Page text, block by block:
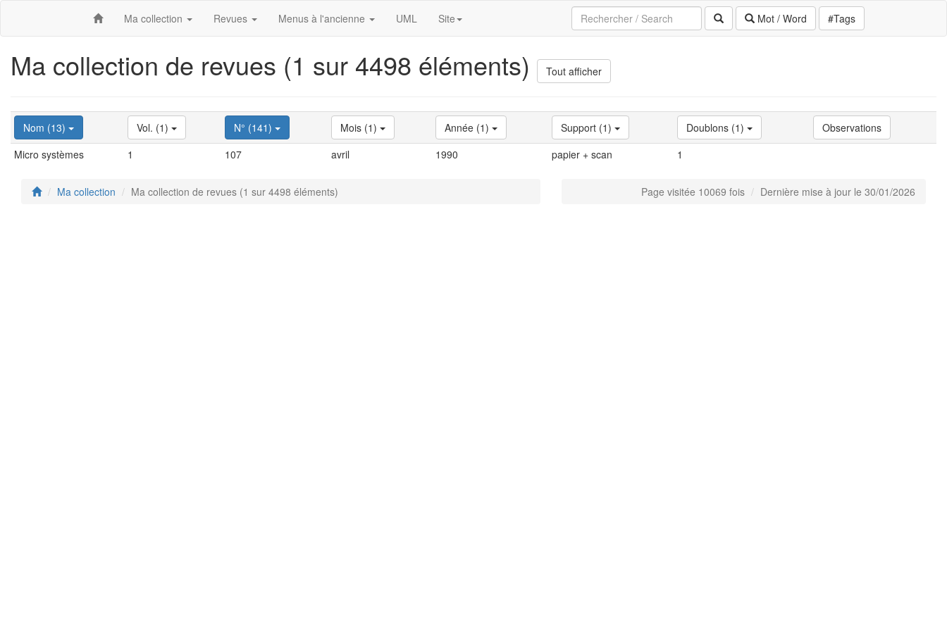
Ma collection Revues Menus à l'ancienne UML Site Mot / Word #Tags
Ma collection de revues (1 sur 4498 éléments) Tout afficher
Nom (13) Vol. (1) N° (141) Mois (1) Année (1) Support (1) Doublons (1)
Observations
Micro systèmes
1 107 avril 1990 papier + scan 1
Ma collection Ma collection de revues (1 sur 4498 éléments) Page visitée 10069 fois Dernière mise à jour le 30/01/2026